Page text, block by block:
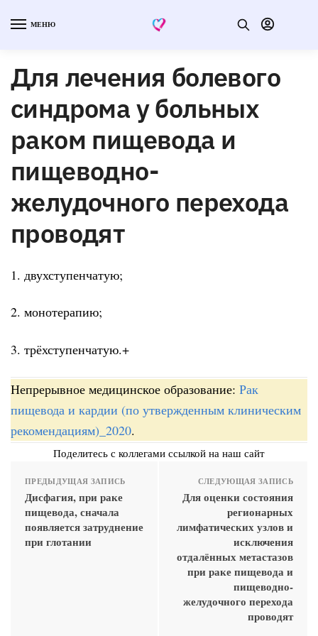
МЕНЮ
Для лечения болевого
синдрома у больных
раком пищевода и
пищеводно-
желудочного перехода
проводят
1. двухступенчатую;
2. монотерапию;
3. трёхступенчатую.+
Непрерывное медицинское образование: Рак
пищевода и кардии (по утвержденным клиническим
рекомендациям)_2020.
Поделитесь с коллегами ссылкой на наш сайт
ПРЕДЫДУЩАЯ ЗАПИСЬ
Дисфагия, при раке
пищевода, сначала
появляется затруднение
при глотании
СЛЕДУЮЩАЯ ЗАПИСЬ
Для оценки состояния
регионарных
лимфатических узлов и
исключения
отдалённых метастазов
при раке пищевода и
пищеводно-
желудочного перехода
проводят